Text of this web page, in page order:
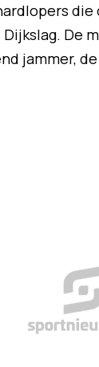
die
De
jammer,